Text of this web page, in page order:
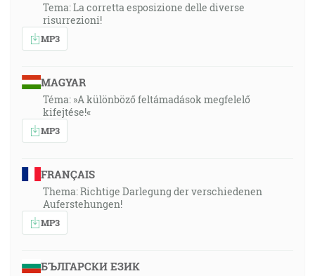
Tema: La corretta esposizione delle diverse
risurrezioni!
MP3
MAGYAR
Téma: »A különböző feltámadások megfelelő
kifejtése!«
MP3
FRANÇAIS
Thema: Richtige Darlegung der verschiedenen
Auferstehungen!
MP3
БЪЛГАРСКИ ЕЗИК